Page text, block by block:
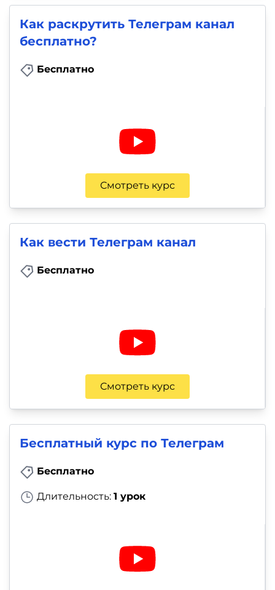
Как раскрутить Телеграм канал
бесплатно?
Бесплатно
Смотреть курс
Как вести Телеграм канал
Бесплатно
Смотреть курс
Бесплатный курс по Телеграм
Бесплатно
Длительность: 1 урок